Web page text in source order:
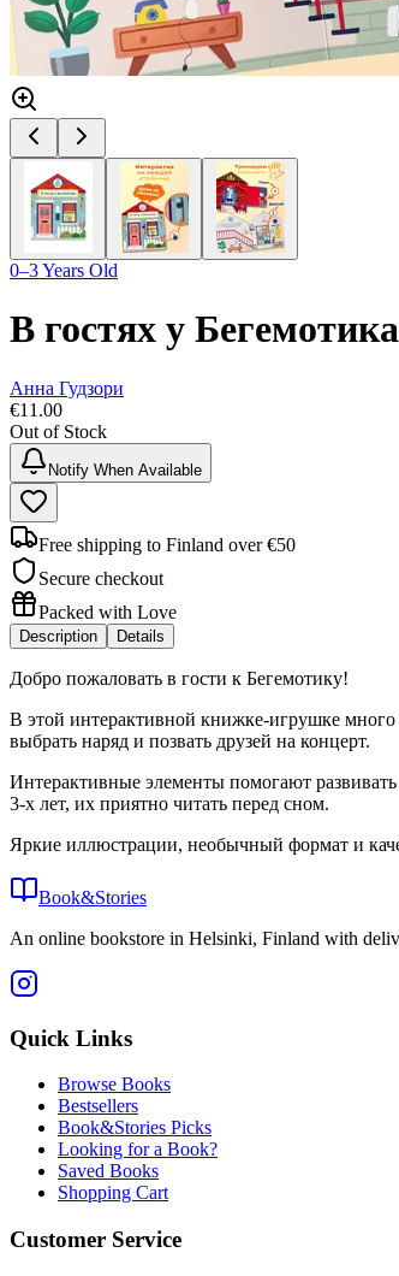
0–3 Years Old
В гостях у Бегемотика
Анна Гудзори
€11.00
Out of Stock
Notify When Available
Free shipping to Finland over €50
Secure checkout
Packed with Love
Description Details
Добро пожаловать в гости к Бегемотику!
В этой интерактивной книжке-игрушке
выбрать наряд и позвать друзей на концерт.
Интерактивные элементы помогают
3-х лет, их приятно читать перед сном.
Яркие иллюстрации, необычный формат и
Book&Stories
An online bookstore in Helsinki, Finland with
Quick Links
Browse Books
Bestsellers
Book&Stories Picks
Looking for a Book?
Saved Books
Shopping Cart
Customer Service